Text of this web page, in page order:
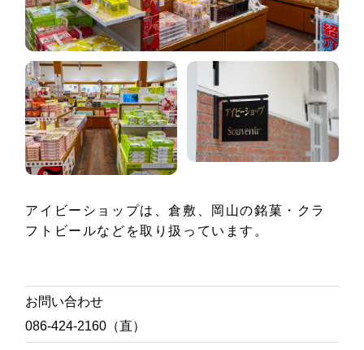
アイビーショップは、倉敷、岡山の銘菓・クラ
フトビールなどを取り扱っています。
お問い合わせ
086-424-2160（直）